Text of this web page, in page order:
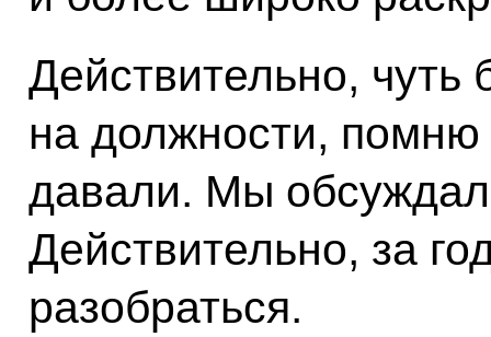
Действительно,
на должности, помню
давали. Мы
Действительно, за
разобраться.